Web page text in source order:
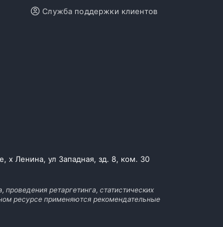
Служба поддержки клиентов
х Ленина, ул Западная, зд. 8, ком. 30
ретаргетинга, статистических
ресурсе применяются рекомендательные